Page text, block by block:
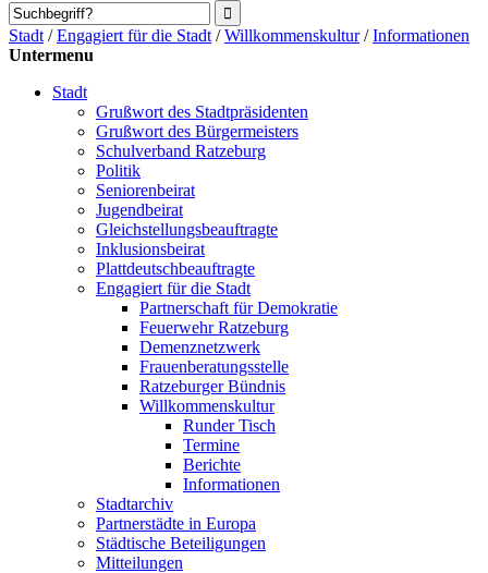
Stadt /Engagiert für die Stadt /Willkommenskultur/Informationen
Untermenu
Stadt
Grußwort des Stadtpräsidenten
Grußwort des Bürgermeisters
Schulverband Ratzeburg
Politik
Seniorenbeirat
Jugendbeirat
Gleichstellungsbeauftragte
Inklusionsbeirat
Plattdeutschbeauftragte
Engagiert für die Stadt
Partnerschaft für Demokratie
Feuerwehr Ratzeburg
Demenznetzwerk
Frauenberatungsstelle
Ratzeburger Bündnis
Willkommenskultur
Runder Tisch
Termine
Berichte
Informationen
Stadtarchiv
Partnerstädte in Europa
Städtische Beteiligungen
Mitteilungen